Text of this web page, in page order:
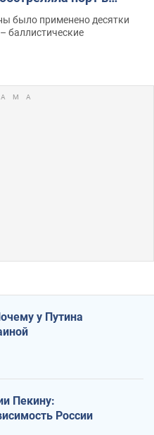
было применено десятки
баллистические
у Путина
Пекину:
России